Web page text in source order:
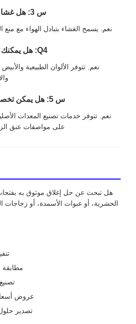
س 3: هل غشاء التهوية مقاوم للماء؟
نعم. يسمح الغشاء بتبادل الهواء مع منع
Q4: هل يمكنك توفير ألوان مخصصة؟
نعم. تتوفر الألوان الطبيعية
س 5: هل يمكن تخصيص الغطاء لزجاجتي؟
نعم. تتوفر خدمات تصنيع المعدات
على مواصفات عنق
هل تبحث عن حل إغلاق موثوق به بفتحات
الحشرية، أو عبوات الأسمدة، أو زجاجات
مطابقة
عروض
تصدير حلول